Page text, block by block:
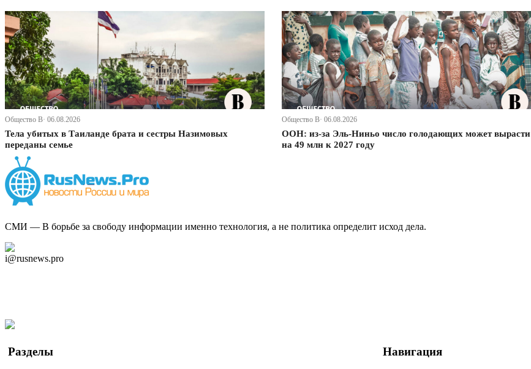
Общество В· 06.08.2026
Тела убитых в Таиланде брата и сестры Назимовых
переданы семье
Общество В· 06.08.2026
ООН: из-за Эль-Ниньо число голодающих может вырасти
на 49 млн к 2027 году
СМИ — В борьбе за свободу информации именно технология, а не политика определит исход дела.
i@rusnews.pro
Разделы Навигация